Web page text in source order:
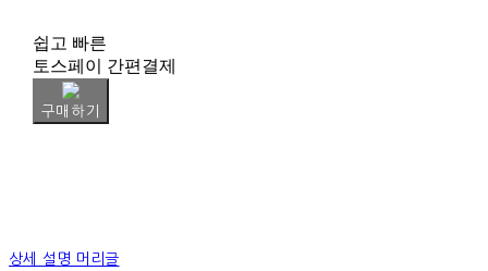
쉽고 빠른
토스페이 간편결제
구매하기
상세 설명 머리글